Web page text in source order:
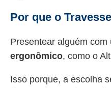
Por que o
Presentear alguém
ergonômico, como o
Isso porque, a escolha